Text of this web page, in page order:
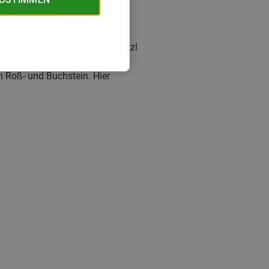
Genial für uns
Bisher hatten wir den Petzl
Die Helme haben wir bei
und Buchstein. Hier